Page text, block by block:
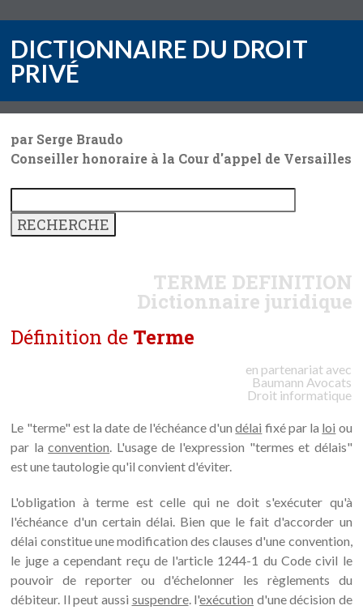
DICTIONNAIRE DU DROIT
PRIVÉ
par Serge Braudo
Conseiller honoraire à la Cour d'appel de Versailles
TERME DEFINITION
Dictionnaire juridique
Définition de Terme
en partenariat avec
Baumann Avocats
Droit informatique
Le "terme" est la date de l'échéance d'undélai fixé par la loi ou
par laconvention. L'usage de l'expression "termes et délais"
est une tautologie qu'il convient d'éviter.
L'obligation à terme est celle qui ne doit s'exécuter qu'à
l'échéance d'un certain délai. Bien que le fait d'accorder un
délai constitue une modification des clauses d'une convention,
le juge a cependant reçu de l'article 1244-1 du Code civil le
pouvoir de reporter ou d'échelonner les règlements du
débiteur. Il peut aussi suspendre. l'exécution d'une décision de